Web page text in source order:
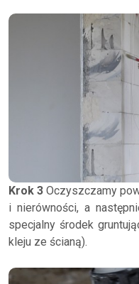
Krok 3 Oczyszczamy
i nierówności, a
specjalny środek
kleju ze ścianą).